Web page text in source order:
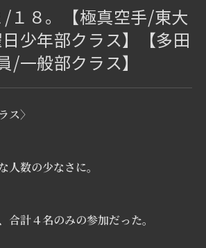
/１８。【極真空手/東大
少年部クラス】【多田
/一般部クラス】
ス〉
人数の少なさに。
合計４名のみの参加だった。